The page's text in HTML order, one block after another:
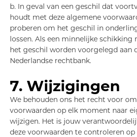
b. In geval van een geschil dat
houdt met deze algemene
proberen om het geschil in
lossen. Als een minnelijke schikking
het geschil worden voorgelegd aan
Nederlandse rechtbank.
7. Wijzigingen
We behouden ons het recht voor
voorwaarden op elk moment naar
wijzigen. Het is jouw
deze voorwaarden te controleren op